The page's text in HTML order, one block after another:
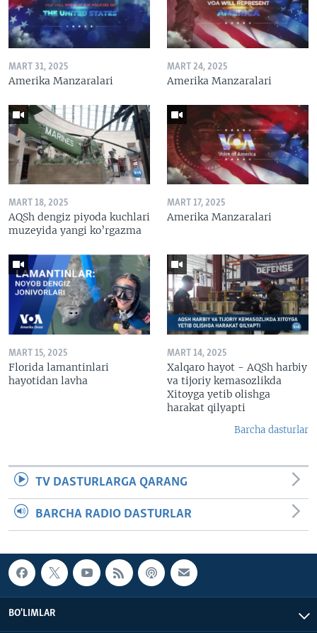
MART 31, 2025
Amerika Manzaralari
MART 24, 2025
Amerika Manzaralari
MART 18, 2025
AQSh dengiz piyoda kuchlari
muzeyida yangi ko’rgazma
MART 17, 2025
Amerika Manzaralari
MART 15, 2025
Florida lamantinlari
hayotidan lavha
MART 14, 2025
Xalqaro hayot - AQSh harbiy
va tijoriy kemasozlikda
Xitoyga yetib olishga
harakat qilyapti
Barcha dasturlar
TV DASTURLARGA QARANG
BARCHA RADIO DASTURLAR
BO'LIMLAR